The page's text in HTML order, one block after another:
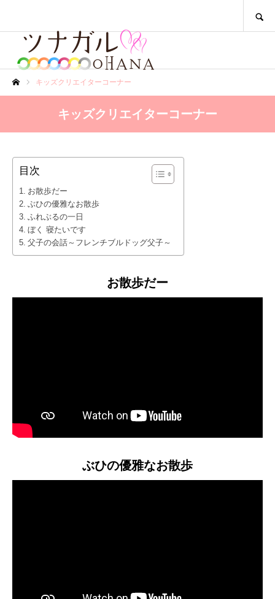
キッズクリエイターコーナー
キッズクリエイターコーナー
目次
お散歩だー
ぶひの優雅なお散歩
ふれぶるの一日
ぼく 寝たいです
父子の会話～フレンチブルドッグ父子～
お散歩だー
ぶひの優雅なお散歩